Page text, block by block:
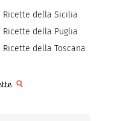
Ricette della Sicilia
Ricette della Puglia
Ricette della Toscana